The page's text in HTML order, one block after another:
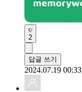
2
답글 쓰기
2024.07.19 00:33